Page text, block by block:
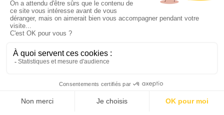
mentions légales
dupriez@akuino.net